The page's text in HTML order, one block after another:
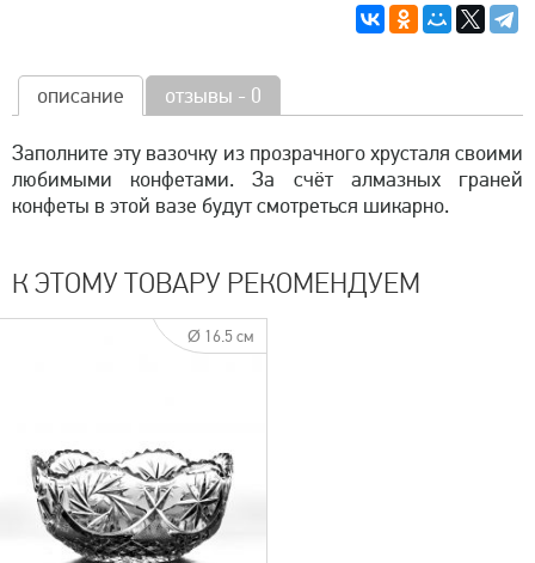
описание отзывы - 0
Заполните эту вазочку из прозрачного хрусталя своими
любимыми конфетами. За счёт алмазных граней
конфеты в этой вазе будут смотреться шикарно.
К ЭТОМУ ТОВАРУ РЕКОМЕНДУЕМ
Ø 16.5 см